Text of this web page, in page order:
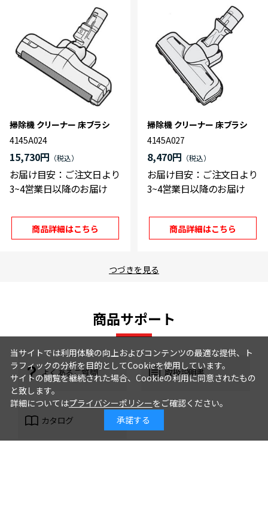
掃除機 クリーナー 床ブラシ
4145A024
15,730円
お届け目安：ご注文日より
3~4営業日以降のお届け
商品詳細はこちら
掃除機 クリーナー 床ブラシ
4145A027
8,470円
お届け目安：ご注文日より
3~4営業日以降のお届け
商品詳細はこちら
つづきを見る
商品サポート
よくあるご質問 取扱説明書
カタログ
当サイトでは利用体験の向上およびコンテンツの最適な提供、ト
ラフィックの分析を目的としてCookieを使用しています。
サイトの閲覧を継続された場合、Cookieの利用に同意されたもの
と致します。
詳細についてはプライバシーポリシーをご確認ください。
承諾する